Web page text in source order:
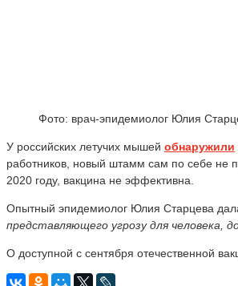
Фото: врач-эпидемиолог Юлия
У российских летучих мышей обнаружили
работников, новый штамм сам по себе не
2020 году, вакцина не эффективна.
Опытный эпидемиолог Юлия Старцева
представляющего угрозу для человека,
О доступной с сентября отечественной